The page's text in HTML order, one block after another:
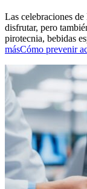
Las celebraciones
disfrutar, pero
pirotecnia, bebidas
másCómo prevenir